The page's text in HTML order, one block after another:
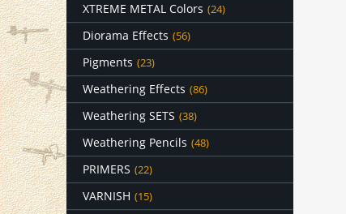
XTREME METAL Colors (24)
Diorama Effects (56)
Pigments (23)
Weathering Effects (86)
Weathering SETS (38)
Weathering Pencils (48)
PRIMERS (22)
VARNISH (15)